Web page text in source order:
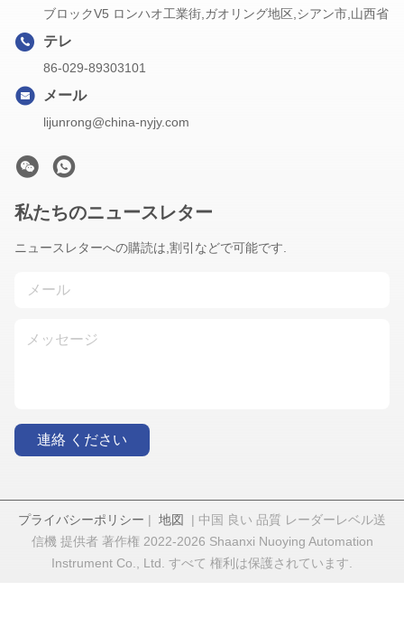
ブロックV5 ロンハオ工業街,ガオリング地区,シアン市,山西省
テレ
86-029-89303101
メール
lijunrong@china-nyjy.com
私たちのニュースレター
ニュースレターへの購読は,割引などで可能です.
連絡 ください
プライバシーポリシー | 地図 | 中国 良い 品質 レーダーレベル送
信機 提供者 著作権 2022-2026 Shaanxi Nuoying Automation
Instrument Co., Ltd. すべて 権利は保護されています.